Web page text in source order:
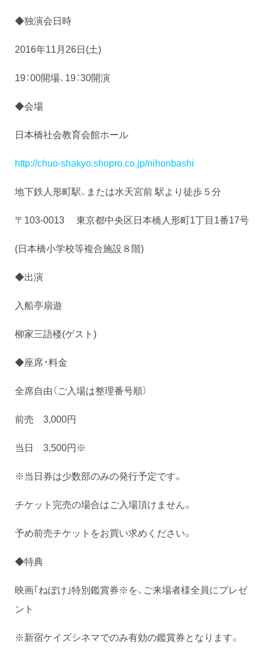
◆独演会日時
2016年11月26日(土)
19：00開場、19：30開演
◆会場
日本橋社会教育会館ホール
http://chuo-shakyo.shopro.co.jp/nihonbashi
地下鉄人形町駅、または水天宮前 駅より徒歩５分
〒103-0013 東京都中央区日本橋人形町1丁目1番17号
(日本橋小学校等複合施設８階)
◆出演
入船亭扇遊
柳家三語楼(ゲスト)
◆座席・料金
全席自由（ご入場は整理番号順）
前売 3,000円
当日 3,500円※
※当日券は少数部のみの発行予定です。
チケット完売の場合はご入場頂けません。
予め前売チケットをお買い求めください。
◆特典
映画｢ねぼけ｣特別鑑賞券※を、ご来場者様全員にプレゼ
ント
※新宿ケイズシネマでのみ有効の鑑賞券となります。